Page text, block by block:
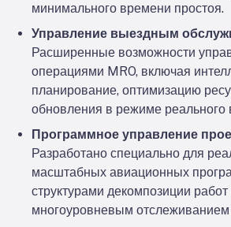
минимального времени простоя.
Управление выездным
Расширенные возможности
операциями MRO, включая
планирование, оптимизацию
обновления в режиме реального
Программное управление
Разработано специально для
масштабных авиационных
структурами декомпозиции работ
многоуровневым отслеживанием